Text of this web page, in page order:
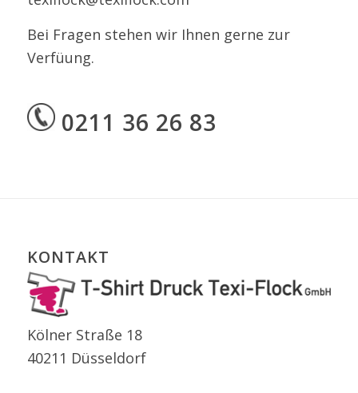
Bei Fragen stehen wir Ihnen gerne zur
Verfüung.
0211 36 26 83
KONTAKT
Kölner Straße 18
40211 Düsseldorf